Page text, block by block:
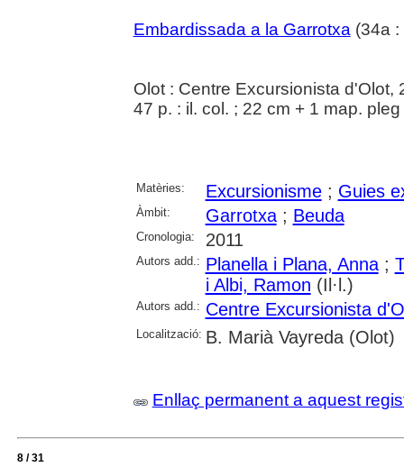
Embardissada a la Garrotxa (34a
Olot : Centre Excursionista d'Olot,
47 p. : il. col. ; 22 cm + 1 map. pleg
Matèries: Excursionisme; Guies
Àmbit: Garrotxa; Beuda
Cronologia: 2011
Autors add.: Planella i Plana, Anna;
i Albi, Ramon (Il·l.)
Autors add.: Centre Excursionista
Localització: B. Marià Vayreda (Olot)
Enllaç permanent a aquest
8 / 31